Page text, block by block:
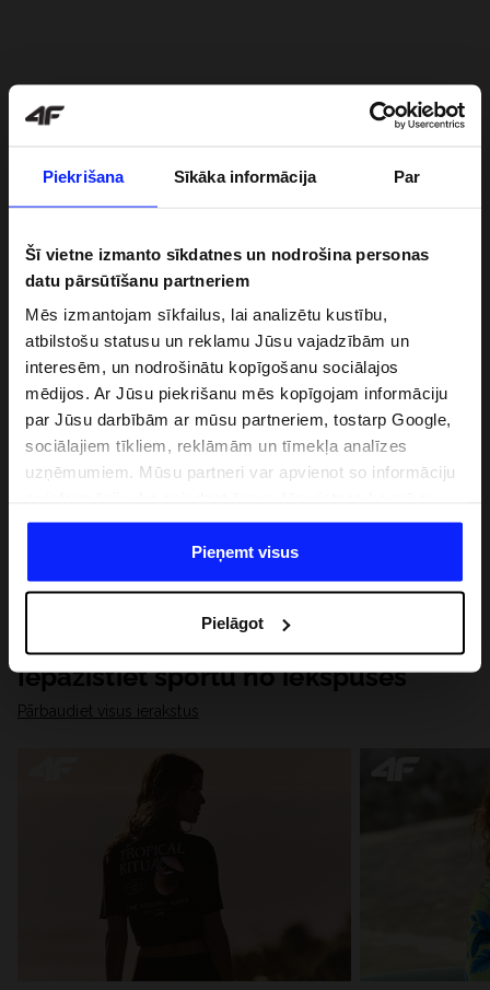
Piekrišana Sīkāka informācija Par
Šī vietne izmanto sīkdatnes un nodrošina personas
datu pārsūtīšanu partneriem
Mēs izmantojam sīkfailus, lai analizētu kustību,
atbilstošu statusu un reklamu Jūsu vajadzībām un
interesēm, un nodrošinātu kopīgošanu sociālajos
mēdijos. Ar Jūsu piekrišanu mēs kopīgojam informāciju
par Jūsu darbībām ar mūsu partneriem, tostarp Google,
sociālajiem tīkliem, reklāmām un tīmekļa analīzes
uzņēmumiem. Mūsu partneri var apvienot so informāciju
datiem, ko viņi iegūst, izmantojot viņu pakalpojumus. Ar
Jūsu atļauju, mēs varam pārsūtīt Jūsu personas datus
saviem partneriem, lai uzlabotu veidu, kadā tiek rādīta
saturu un uzlabotu mūsu partneru piedāvātos risinajumus
( piem. socialos tīklus). Detalizētu informāciju var atrast
mūsu Privātuma politikā un sadaļā "Detaļas".
Pieņemt visus
Pielāgot
Iepazīstiet sportu no iekšpuses
Pārbaudiet visus ierakstus